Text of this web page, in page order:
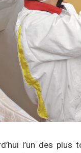
l’un des